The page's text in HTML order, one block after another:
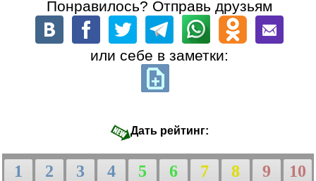
Понравилось? Отправь друзьям
или себе в заметки:
Дать рейтинг:
1 2 3 4 5 6 7 8 9
10